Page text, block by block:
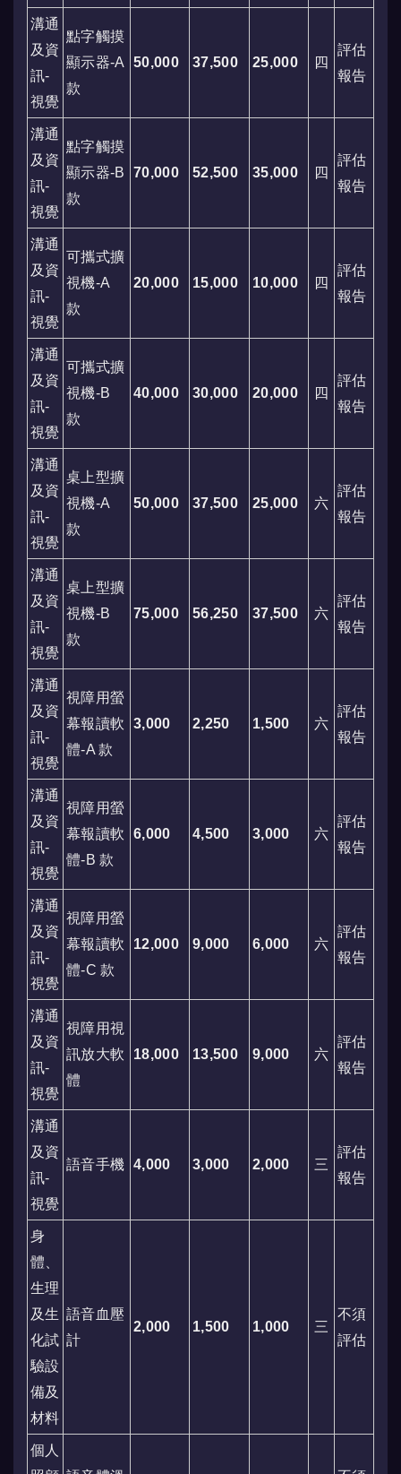
溝通
及資
訊-
視覺
點字觸摸
顯示器-A
款
50,000 37,500 25,000 四
評估
報告
溝通
及資
訊-
視覺
點字觸摸
顯示器-B
款
70,000 52,500 35,000 四
評估
報告
溝通
及資
訊-
視覺
可攜式擴
視機-A
款
20,000 15,000 10,000 四
評估
報告
溝通
及資
訊-
視覺
可攜式擴
視機-B
款
40,000 30,000 20,000 四
評估
報告
溝通
及資
訊-
視覺
桌上型擴
視機-A
款
50,000 37,500 25,000 六
評估
報告
溝通
及資
訊-
視覺
桌上型擴
視機-B
款
75,000 56,250 37,500 六
評估
報告
溝通
及資
訊-
視覺
視障用螢
幕報讀軟
體-A 款
3,000 2,250 1,500 六
評估
報告
溝通
及資
訊-
視覺
視障用螢
幕報讀軟
體-B 款
6,000 4,500 3,000 六
評估
報告
溝通
及資
訊-
視覺
視障用螢
幕報讀軟
體-C 款
12,000 9,000 6,000 六
評估
報告
溝通
及資
訊-
視覺
視障用視
訊放大軟
體
18,000 13,500 9,000 六
評估
報告
溝通
及資
訊-
視覺
語音手機 4,000 3,000 2,000 三
評估
報告
身
體、
生理
及生
化試
驗設
備及
材料
語音血壓
計
2,000 1,500 1,000 三
不須
評估
個人